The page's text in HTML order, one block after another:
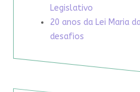
Legislativo
20 anos da Lei Maria
desafios